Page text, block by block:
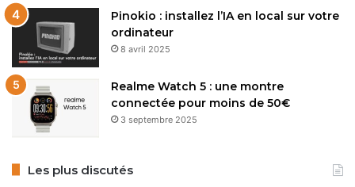
Pinokio : installez l’IA en local sur votre
ordinateur
8 avril 2025
Realme Watch 5 : une montre
connectée pour moins de 50€
3 septembre 2025
Les plus discutés